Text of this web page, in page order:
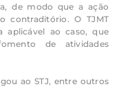
de modo que a ação
contraditório. O TJMT
aplicável ao caso, que
de atividades
ao STJ, entre outros